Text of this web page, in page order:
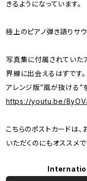
きるようになっています。
極上のピアノ弾き語りサ
写真集に付属されていた
界線に出会えるはずです。
アレンジ版”風が抜ける”
https://youtu.be/
こちらのポストカードは
いただくのにもオススメで